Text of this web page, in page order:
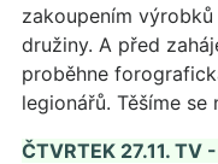
zakoupením
družiny. A před
proběhne
legionářů. Těšíme se
ČTVRTEK 27.11. TV